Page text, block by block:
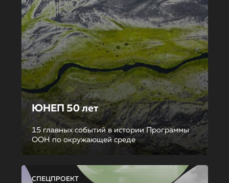
ЮНЕП 50 лет
15 главных событий в истории Программы
ООН по окружающей среде
СПЕЦПРОЕКТ